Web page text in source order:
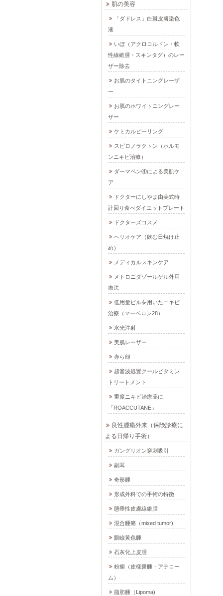
肌の美容
「ダドレス」白斑皮膚染色
液
いぼ（アクロコルドン・軟
性線維腫・スキンタグ）のレー
ザー除去
お肌のタイトニングレーザ
ー
お肌のホワイトニングレー
ザー
ケミカルピーリング
スピロノラクトン（ホルモ
ンニキビ治療）
ダーマペン④による美肌ケ
ア
ドクターにしやま由美式時
計回り食べダイエットプレート
ドクターズコスメ
ヘリオケア（飲む日焼け止
め）
メディカルスキンケア
メトロニダゾールゲル外用
療法
低用量ピルを用いたニキビ
治療（マーベロン28）
水光注射
美肌レーザー
赤ら顔
超音波処置クールビタミン
トリートメント
重度ニキビ治療薬に
「ROACCUTANE」
良性腫瘍外来（保険診療に
よる日帰り手術）
ガングリオン穿刺吸引
副耳
奇形腫
形成外科での手術の特徴
懸垂性皮膚線維腫
混合腫瘍（mixed tumor)
眼瞼黄色腫
石灰化上皮腫
粉瘤（皮様嚢腫・アテロー
ム）
脂肪腫（Lipoma)